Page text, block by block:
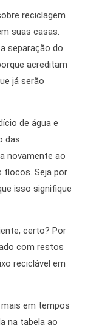
reciclagem
suas casas.
separação do
acreditam
já serão
de água e
das
novamente ao
flocos. Seja por
isso signifique
certo? Por
com restos
reciclável em
em tempos
na tabela ao